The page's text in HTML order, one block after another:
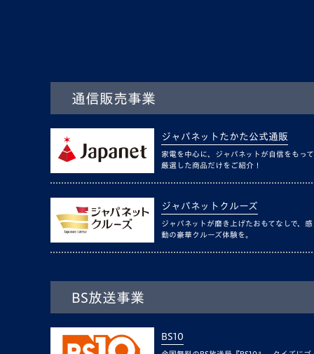
通信販売事業
ジャパネットたかた公式通販
家電を中心に、ジャパネットが自信をもって
厳選した商品だけをご紹介！
ジャパネットクルーズ
ジャパネットが磨き上げたおもてなしで、感
動の豪華クルーズ体験を。
BS放送事業
BS10